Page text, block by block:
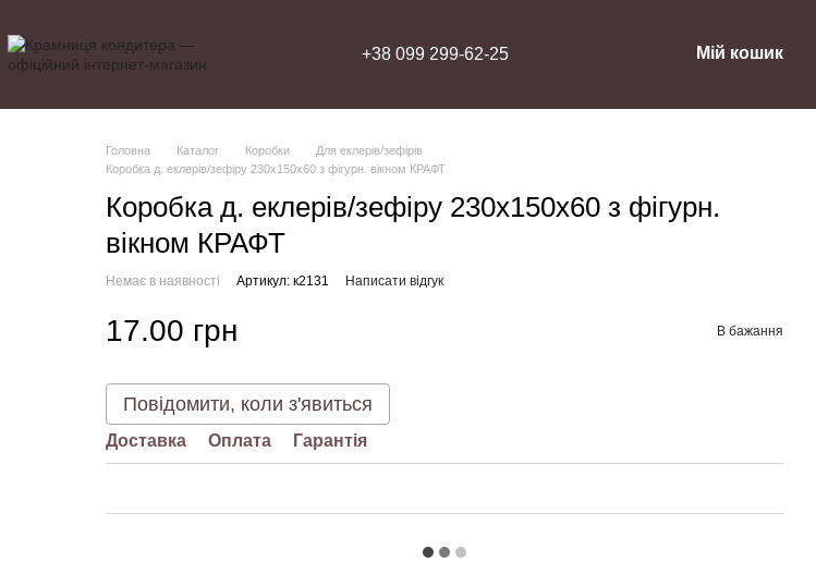
+38 099 299-62-25 Мій кошик
Головна Каталог Коробки
Для еклерів/зефірів
Коробка д. еклерів/зефіру 230х150х60 з фігурн. вікном КРАФТ
Коробка д. еклерів/зефіру 230х150х60 з фігурн.
вікном КРАФТ
Немає в наявності Артикул: к2131 Написати відгук
17.00 грн В бажання
Повідомити, коли з'явиться
Доставка Оплата Гарантія